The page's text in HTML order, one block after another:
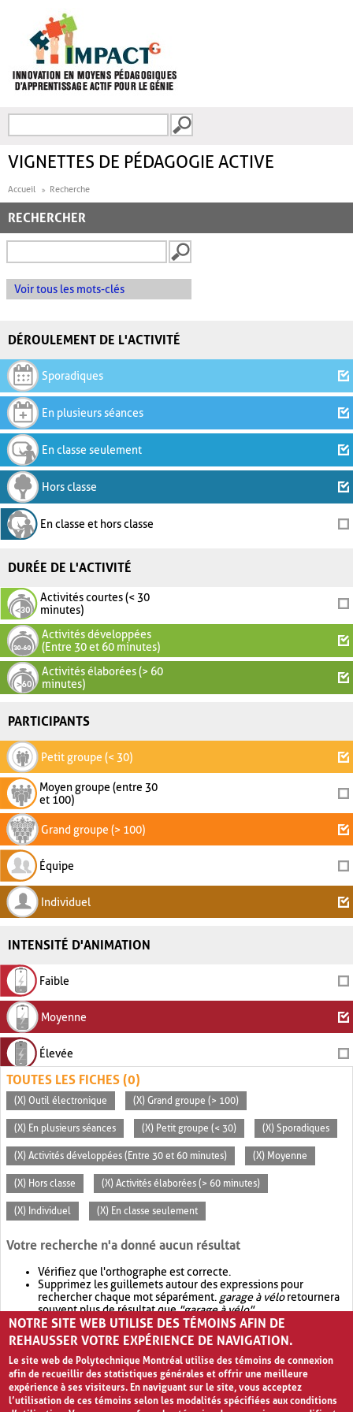
FORMULAIRE DE
VIGNETTES DE PÉDAGOGIE ACTIVE
Accueil Recherche
RECHERCHER
Voir tous les mots-clés
DÉROULEMENT DE L'ACTIVITÉ
Sporadiques
En plusieurs séances
En classe seulement
Hors classe
En classe et hors classe
DURÉE DE L'ACTIVITÉ
Activités courtes (< 30
minutes)
Activités développées
(Entre 30 et 60 minutes)
Activités élaborées (> 60
minutes)
PARTICIPANTS
Petit groupe (< 30)
Moyen groupe (entre 30
et 100)
Grand groupe (> 100)
Équipe
Individuel
INTENSITÉ D'ANIMATION
Faible
Moyenne
Élevée
TOUTES LES FICHES (0)
(X) Outil électronique (X) Grand groupe (> 100)
(X) En plusieurs séances (X) Petit groupe (< 30) (X) Sporadiques
(X) Activités développées (Entre 30 et 60 minutes) (X) Moyenne
(X) Hors classe (X) Activités élaborées (> 60 minutes)
(X) Individuel (X) En classe seulement
Votre recherche n'a donné aucun résultat
Vérifiez que l'orthographe est correcte.
Supprimez les guillemets autour des expressions pour
rechercher chaque mot séparément. garage à véloretournera
souvent plus de résultat que"garage à vélo".
Envisagez d'élargir votre recherche avec OR.garage OR vélo
retournera souvent plus de résultat quegarage à vélo
NOTRE SITE WEB UTILISE DES TÉMOINS AFIN DE
REHAUSSER VOTRE EXPÉRIENCE DE NAVIGATION.
Le site web de Polytechnique Montréal utilise des témoins de connexion
afin de recueillir des statistiques générales et offrir une meilleure
expérience à ses visiteurs. En naviguant sur le site, vous acceptez
l’utilisation de ces témoins selon les modalités spécifiées aux conditions